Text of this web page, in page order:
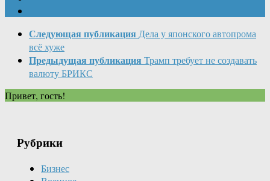
Следующая публикация Дела у японского автопрома
всё хуже
Предыдущая публикация Трамп требует не создавать
валюту БРИКС
Привет, гость!
Рубрики
Бизнес